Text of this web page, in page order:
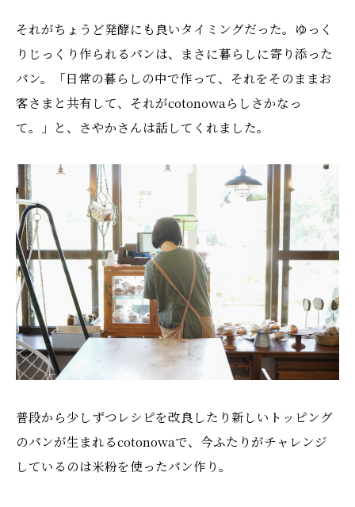
それがちょうど発酵にも良いタイミングだった。ゆっく
りじっくり作られるパンは、まさに暮らしに寄り添った
パン。「日常の暮らしの中で作って、それをそのままお
客さまと共有して、それがcotonowaらしさかなっ
て。」と、さやかさんは話してくれました。
普段から少しずつレシピを改良したり新しいトッピング
のパンが生まれるcotonowaで、今ふたりがチャレンジ
しているのは米粉を使ったパン作り。